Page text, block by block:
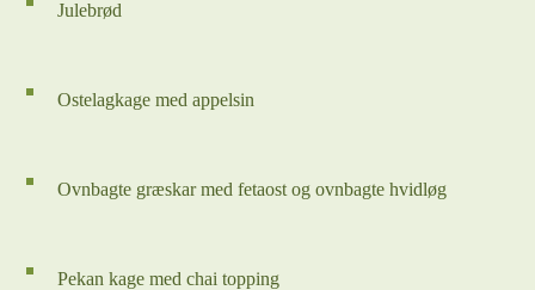
Julebrød
Ostelagkage med appelsin
Ovnbagte græskar med fetaost og ovnbagte hvidløg
Pekan kage med chai topping